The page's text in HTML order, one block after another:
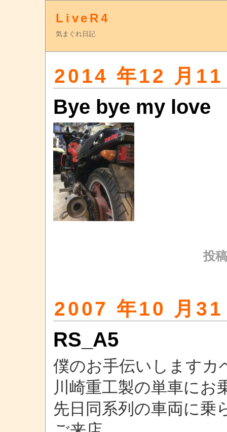
LiveR4
気まぐれ日記
2014 年12 月
Bye bye my love
投
2007 年10 月
RS_A5
僕のお手伝いしますカ
川崎重工製の単車にお
先日同系列の車両に乗